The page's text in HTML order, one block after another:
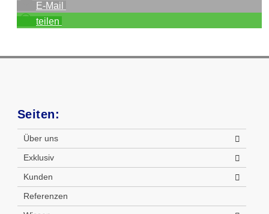
E-Mail
teilen
Seiten:
Über uns
Exklusiv
Kunden
Referenzen